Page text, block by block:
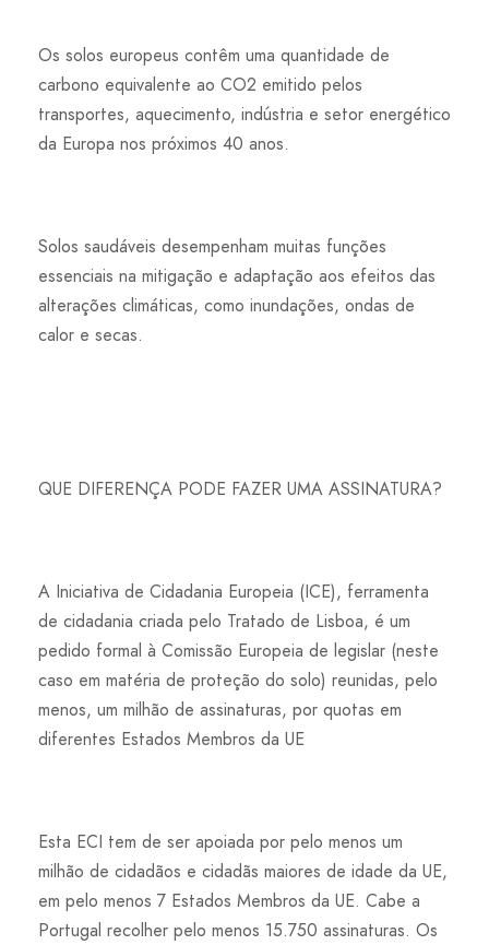
Os solos europeus contêm uma quantidade de
carbono equivalente ao CO2 emitido pelos
transportes, aquecimento, indústria e setor energético
da Europa nos próximos 40 anos.
Solos saudáveis desempenham muitas funções
essenciais na mitigação e adaptação aos efeitos das
alterações climáticas, como inundações, ondas de
calor e secas.
QUE DIFERENÇA PODE FAZER UMA ASSINATURA?
A Iniciativa de Cidadania Europeia (ICE), ferramenta
de cidadania criada pelo Tratado de Lisboa, é um
pedido formal à Comissão Europeia de legislar (neste
caso em matéria de proteção do solo) reunidas, pelo
menos, um milhão de assinaturas, por quotas em
diferentes Estados Membros da UE
Esta ECI tem de ser apoiada por pelo menos um
milhão de cidadãos e cidadãs maiores de idade da UE,
em pelo menos 7 Estados Membros da UE. Cabe a
Portugal recolher pelo menos 15.750 assinaturas. Os